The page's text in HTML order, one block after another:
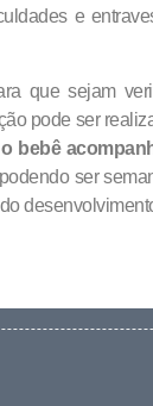
e
que sejam
pode ser
bebê
ser